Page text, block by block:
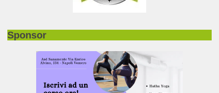
Sponsor